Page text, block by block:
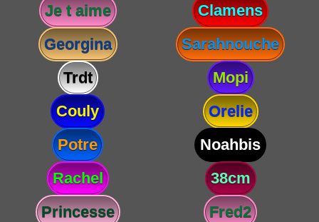
Je t aime
Clamens
Georgina
Sarahnouche
Trdt
Mopi
Couly
Orelie
Potre
Noahbis
Rachel
38cm
Princesse
Fred2